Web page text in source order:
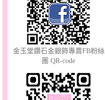
幸福祈願～金銀鋼套鍊
金玉堂鑽石金銀飾專賣FB粉絲
團 QR-code